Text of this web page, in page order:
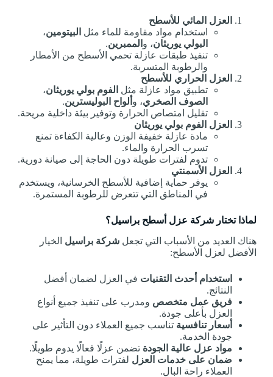
العزل المائي للأسطح
استخدام مواد مقاومة للماء مثل البيتومين،
البولي يوريثان، و الممبرين.
تنفيذ طبقات عازلة تحمي الأسطح من الأمطار
والرطوبة المتسربة.
العزل الحراري للأسطح
تطبيق مواد عازلة مثل الفوم بولي يوريثان،
الصوف الصخري، و ألواح البوليسترين.
تقليل امتصاص الحرارة وتوفير بيئة داخلية مريحة.
العزل الفوم بولي يوريثان
مادة عازلة خفيفة الوزن وعالية الكفاءة تمنع
تسرب الحرارة والماء.
تدوم لفترات طويلة دون الحاجة إلى صيانة دورية.
العزل الأسمنتي
يوفر حماية إضافية للأسطح الخرسانية، ويستخدم
في المناطق التي تتعرض للرطوبة المستمرة.
لماذا تختار شركة عزل أسطح براسيل؟
هناك العديد من الأسباب التي تجعل شركة براسيل الخيار
الأفضل لعزل الأسطح:
استخدام أحدث التقنيات في العزل لضمان أفضل
النتائج.
فريق عمل متخصص ومدرب على تنفيذ جميع أنواع
العزل بأعلى جودة.
أسعار تنافسية تناسب جميع العملاء دون التأثير على
جودة الخدمة.
مواد عزل عالية الجودة تضمن عزلًا فعالًا يدوم طويلًا.
ضمان على خدمات العزل لفترات طويلة، مما يمنح
العملاء راحة البال.